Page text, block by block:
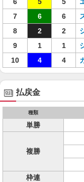
7
6 6
8
2 2
9
1 1
10
4 4
払戻金
種類
単勝
複勝
枠連